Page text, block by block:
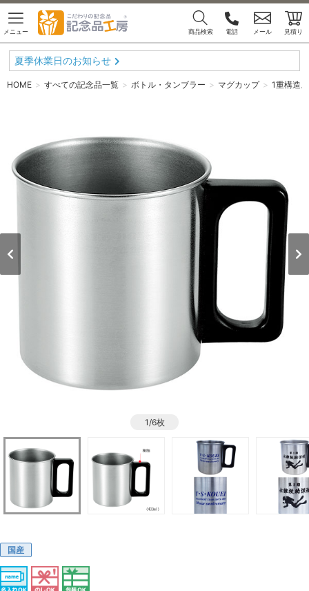
メニュー 商品検索 電話 メール 見積り
夏季休業日のお知らせ
HOME すべての記念品一覧 ボトル・タンブラー マグカップ 1重構造
1/6枚
国産